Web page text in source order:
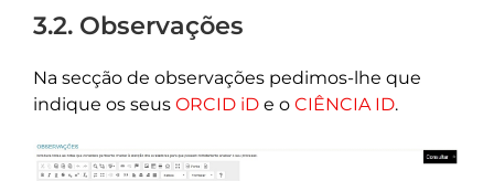
3.2. Observações
Na secção de observações pedimos-lhe que
indique os seus ORCID iD e o CIÊNCIA ID.